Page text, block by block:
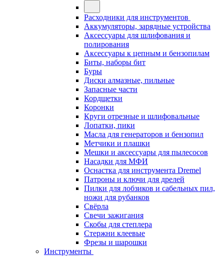
Расходники для инструментов
Аккумуляторы, зарядные устройства
Аксессуары для шлифования и
полирования
Аксессуары к цепным и бензопилам
Биты, наборы бит
Буры
Диски алмазные, пильные
Запасные части
Кордщетки
Коронки
Круги отрезные и шлифовальные
Лопатки, пики
Масла для генераторов и бензопил
Метчики и плашки
Мешки и аксессуары для пылесосов
Насадки для МФИ
Оснастка для инструмента Dremel
Патроны и ключи для дрелей
Пилки для лобзиков и сабельных пил,
ножи для рубанков
Свёрла
Свечи зажигания
Скобы для степлера
Стержни клеевые
Фрезы и шарошки
Инструменты